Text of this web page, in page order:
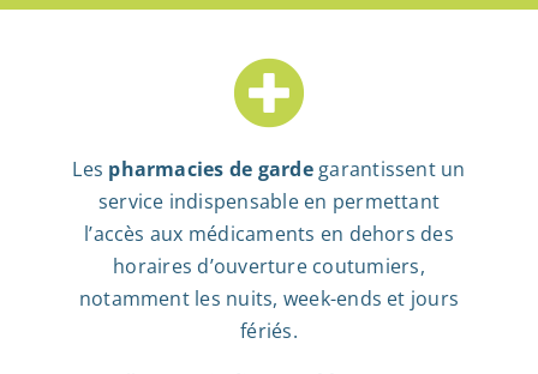
Les pharmacies de gardegarantissent un
service indispensable en permettant
l’accès aux médicaments en dehors des
horaires d’ouverture coutumiers,
notamment les nuits, week-ends et jours
fériés.